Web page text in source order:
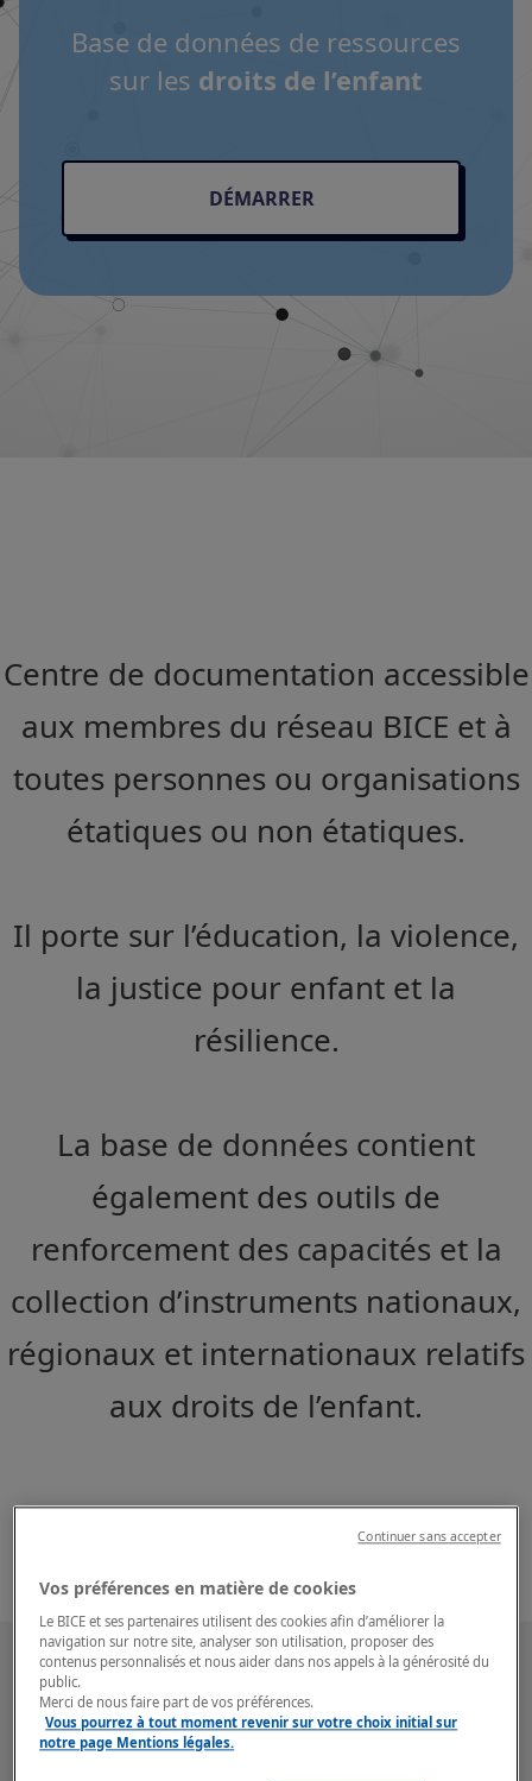
Base de données de ressources
sur les droits de l’enfant
DÉMARRER
Centre de documentation accessible
aux membres du réseau BICE et à
toutes personnes ou organisations
étatiques ou non étatiques.
Il porte sur l’éducation, la violence,
la justice pour enfant et la
résilience.
La base de données contient
également des outils de
renforcement des capacités et la
collection d’instruments nationaux,
régionaux et internationaux relatifs
aux droits de l’enfant.
Nos domaines de
Vos préférences en matière de cookies
Le BICE et ses partenaires utilisent des cookies afin d’améliorer la
navigation sur notre site, analyser son utilisation, proposer des
contenus personnalisés et nous aider dans nos appels à la générosité du
public.
Merci de nous faire part de vos préférences.
Vous pourrez à tout moment revenir sur votre choix initial sur
notre page Mentions légales.
Continuer sans accepter